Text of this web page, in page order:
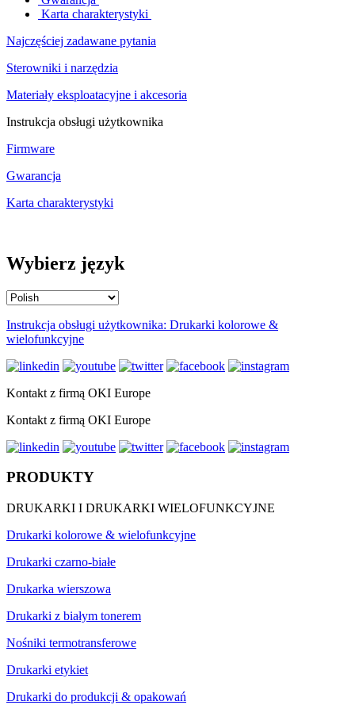
Karta charakterystyki
Najczęściej zadawane pytania
Sterowniki i narzędzia
Materiały eksploatacyjne i akcesoria
Instrukcja obsługi użytkownika
Firmware
Gwarancja
Karta charakterystyki
Wybierz język
Instrukcja obsługi użytkownika: Drukarki kolorowe &
wielofunkcyjne
Kontakt z firmą OKI Europe
Kontakt z firmą OKI Europe
PRODUKTY
DRUKARKI I DRUKARKI WIELOFUNKCYJNE
Drukarki kolorowe & wielofunkcyjne
Drukarki czarno-białe
Drukarka wierszowa
Drukarki z białym tonerem
Nośniki termotransferowe
Drukarki etykiet
Drukarki do produkcji & opakowań